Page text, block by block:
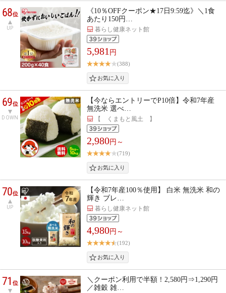
68位
UP
《10％OFFクーポン★17日9:59迄》＼1食
あたり150円…
暮らし健康ネット館
5,981 円
(388)
69位
DOWN
【今ならエントリーでP10倍】令和7年産
無洗米 選べ…
【 くまもと風土 】
2,980円～
(719)
70位
UP
【令和7年産100％使用】 白米 無洗米 和の
輝き ブレ…
暮らし健康ネット館
4,980円～
(192)
71位
＼クーポン利用で半額！2,580円⇒1,290円
／雑穀 雑…